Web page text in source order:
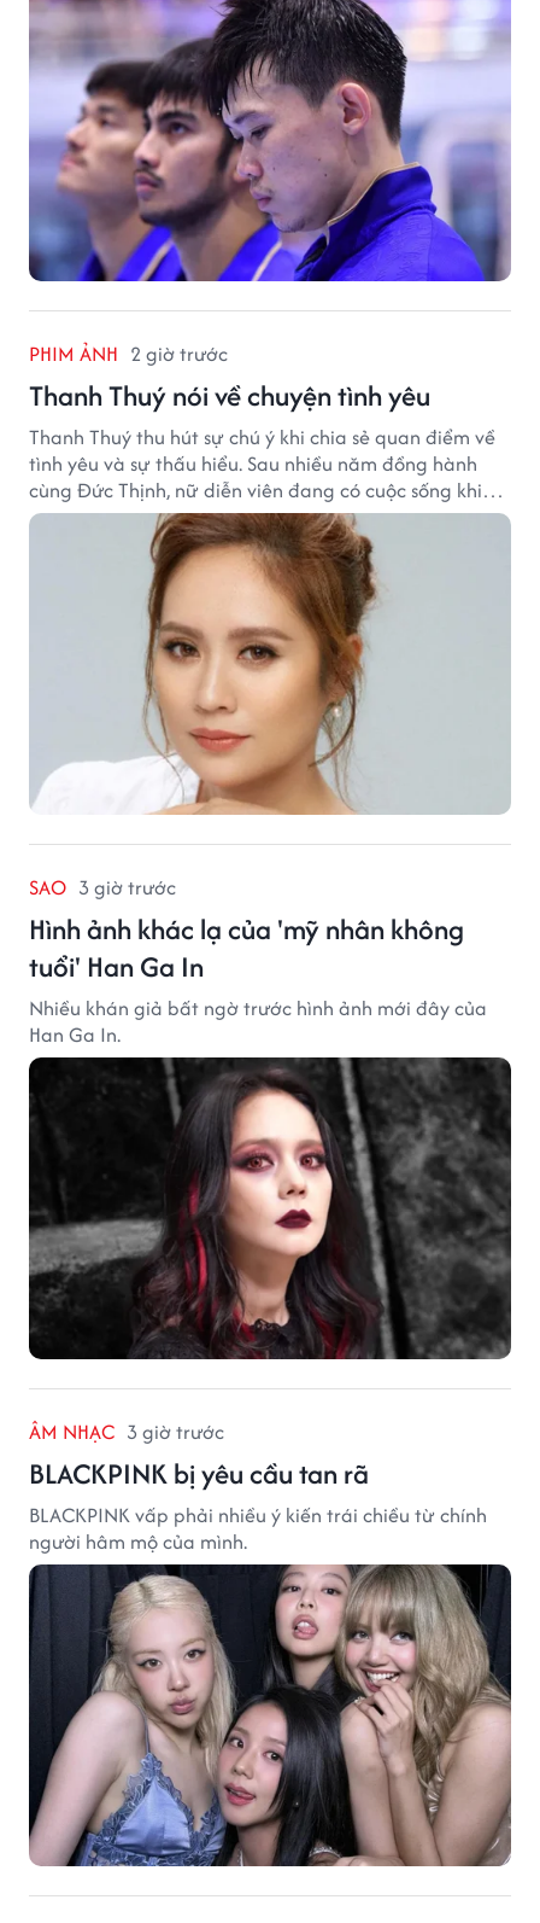
PHIM ẢNH 2 giờ trước
Thanh Thuý nói về chuyện tình yêu
Thanh Thuý thu hút sự chú ý khi chia sẻ quan điểm về
tình yêu và sự thấu hiểu. Sau nhiều năm đồng hành
cùng Đức Thịnh, nữ diễn viên đang có cuộc sống khiến
nhiều khán giả quan tâm.
SAO 3 giờ trước
Hình ảnh khác lạ của 'mỹ nhân không
tuổi' Han Ga In
Nhiều khán giả bất ngờ trước hình ảnh mới đây của
Han Ga In.
ÂM NHẠC 3 giờ trước
BLACKPINK bị yêu cầu tan rã
BLACKPINK vấp phải nhiều ý kiến trái chiều từ chính
người hâm mộ của mình.